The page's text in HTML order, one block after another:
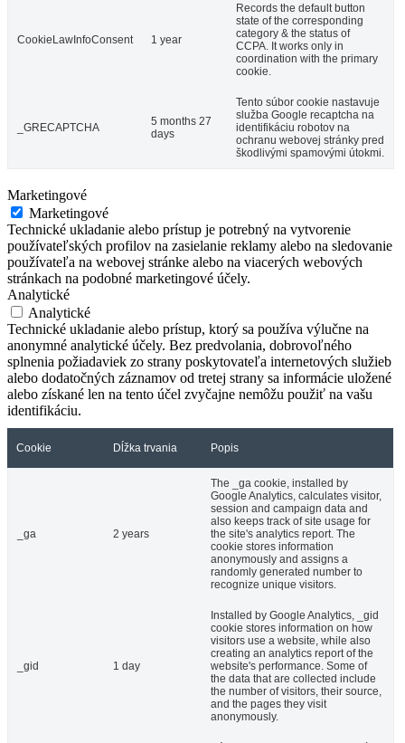
CookieLawInfoConsent 1 year
Records the default button
state of the corresponding
category & the status of
CCPA. It works only in
coordination with the primary
cookie.
_GRECAPTCHA
5 months 27
days
Tento súbor cookie nastavuje
služba Google recaptcha na
identifikáciu robotov na
ochranu webovej stránky pred
škodlivými spamovými útokmi.
Marketingové
Marketingové
Technické ukladanie alebo prístup je potrebný na vytvorenie
používateľských profilov na zasielanie reklamy alebo na sledovanie
používateľa na webovej stránke alebo na viacerých webových
stránkach na podobné marketingové účely.
Analytické
Analytické
Technické ukladanie alebo prístup, ktorý sa používa výlučne na
anonymné analytické účely. Bez predvolania, dobrovoľného
splnenia požiadaviek zo strany poskytovateľa internetových služieb
alebo dodatočných záznamov od tretej strany sa informácie uložené
alebo získané len na tento účel zvyčajne nemôžu použiť na vašu
identifikáciu.
Cookie Dĺžka trvania Popis
_ga 2 years
The _ga cookie, installed by
Google Analytics, calculates visitor,
session and campaign data and
also keeps track of site usage for
the site's analytics report. The
cookie stores information
anonymously and assigns a
randomly generated number to
recognize unique visitors.
_gid 1 day
Installed by Google Analytics, _gid
cookie stores information on how
visitors use a website, while also
creating an analytics report of the
website's performance. Some of
the data that are collected include
the number of visitors, their source,
and the pages they visit
anonymously.